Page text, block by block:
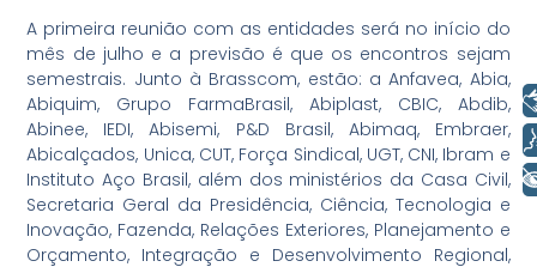
A primeira reunião com as entidades será no início do
mês de julho e a previsão é que os encontros sejam
semestrais. Junto à Brasscom, estão: a Anfavea, Abia,
Abiquim, Grupo FarmaBrasil, Abiplast, CBIC, Abdib,
Abinee, IEDI, Abisemi, P&D Brasil, Abimaq, Embraer,
Abicalçados, Unica, CUT, Força Sindical, UGT, CNI, Ibram e
Instituto Aço Brasil, além dos ministérios da Casa Civil,
Secretaria Geral da Presidência, Ciência, Tecnologia e
Inovação, Fazenda, Relações Exteriores, Planejamento e
Orçamento, Integração e Desenvolvimento Regional,
Libras
Voz
+ Acessibilidade